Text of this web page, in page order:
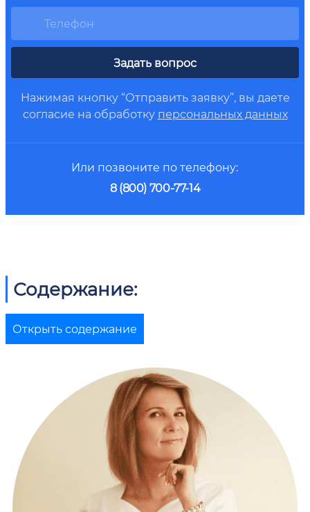
Задать вопрос
Нажимая кнопку “Отправить заявку”, вы даете
согласие на обработку персональных данных
Или позвоните по телефону:
8 (800) 700-77-14
Содержание:
Открыть содержание